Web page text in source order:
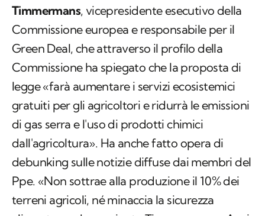
Timmermans, vicepresidente esecutivo della
Commissione europea e responsabile per il
Green Deal, che attraverso il profilo della
Commissione ha spiegato che la proposta di
legge «farà aumentare i servizi ecosistemici
gratuiti per gli agricoltori e ridurrà le emissioni
di gas serra e l'uso di prodotti chimici
dall'agricoltura». Ha anche fatto opera di
debunking sulle notizie diffuse dai membri del
Ppe. «Non sottrae alla produzione il 10% dei
terreni agricoli, né minaccia la sicurezza